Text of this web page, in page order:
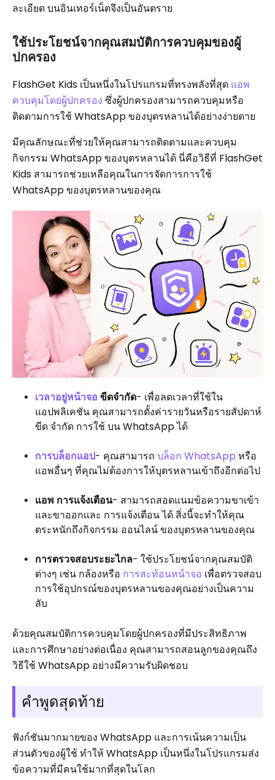
ละเอียด บนอินเทอร์เน็ตจึงเป็นอันตราย
ใช้ประโยชน์จากคุณสมบัติการควบคุมของผู้
ปกครอง
FlashGet Kids เป็นหนึ่งในโปรแกรมที่ทรงพลังที่สุด แอพ
ควบคุมโดยผู้ปกครอง ซึ่งผู้ปกครองสามารถควบคุมหรือ
ติดตามการใช้ WhatsApp ของบุตรหลานได้อย่างง่ายดาย
มีคุณลักษณะที่ช่วยให้คุณสามารถติดตามและควบคุม
กิจกรรม WhatsApp ของบุตรหลานได้ นี่คือวิธีที่ FlashGet
Kids สามารถช่วยเหลือคุณในการจัดการการใช้
WhatsApp ของบุตรหลานของคุณ
เวลาอยู่หน้าจอ ขีดจำกัด- เพื่อลดเวลาที่ใช้ใน
แอปพลิเคชัน คุณสามารถตั้งค่ารายวันหรือรายสัปดาห์
ขีด จำกัด การใช้ บน WhatsApp ได้
การบล็อกแอป- คุณสามารถ บล็อก WhatsApp หรือ
แอพอื่นๆ ที่คุณไม่ต้องการให้บุตรหลานเข้าถึงอีกต่อไป
แอพ การแจ้งเตือน- สามารถสอดแนมข้อความขาเข้า
และขาออกและ การแจ้งเตือน ได้ สิ่งนี้จะทำให้คุณ
ตระหนักถึงกิจกรรม ออนไลน์ ของบุตรหลานของคุณ
การตรวจสอบระยะไกล- ใช้ประโยชน์จากคุณสมบัติ
ต่างๆ เช่น กล้องหรือ การสะท้อนหน้าจอ เพื่อตรวจสอบ
การใช้อุปกรณ์ของบุตรหลานของคุณอย่างเป็นความ
ลับ
ด้วยคุณสมบัติการควบคุมโดยผู้ปกครองที่มีประสิทธิภาพ
และการศึกษาอย่างต่อเนื่อง คุณสามารถสอนลูกของคุณถึง
วิธีใช้ WhatsApp อย่างมีความรับผิดชอบ
คำพูดสุดท้าย
ฟังก์ชันมากมายของ WhatsApp และการเน้นความเป็น
ส่วนตัวของผู้ใช้ ทำให้ WhatsApp เป็นหนึ่งในโปรแกรมส่ง
ข้อความที่มีคนใช้มากที่สุดในโลก